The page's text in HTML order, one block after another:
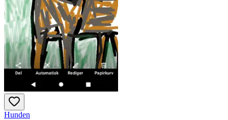
Hunden